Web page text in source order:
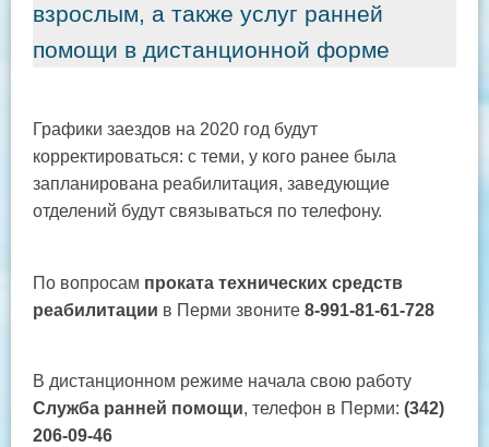
взрослым, а также услуг ранней
помощи в дистанционной форме
Графики заездов на 2020 год будут
корректироваться: с теми, у кого ранее была
запланирована реабилитация, заведующие
отделений будут связываться по телефону.
По вопросам проката технических средств
реабилитации в Перми звоните 8-991-81-61-728
В дистанционном режиме начала свою работу
Служба ранней помощи, телефон в Перми: (342)
206-09-46